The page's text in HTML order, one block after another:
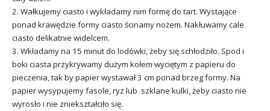
2. Wałkujemy ciasto i wykładamy nim formę do tart. Wystające
ponad krawędzie formy ciasto ścinamy nożem. Nakłuwamy cale
ciasto delikatnie widelcem.
3. Wkładamy na 15 minut do lodówki, żeby się schłodziło. Spod i
boki ciasta przykrywamy dużym kołem wyciętym z papieru do
pieczenia, tak by papier wystawał 3 cm ponad brzeg formy. Na
papier wysypujemy fasole, ryz lub szklane kulki, żeby ciasto nie
wyrosło i nie zniekształciło się.